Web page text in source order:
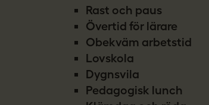
Rast och paus
Övertid för lärare
Obekväm arbetstid
Lovskola
Dygnsvila
Pedagogisk lunch